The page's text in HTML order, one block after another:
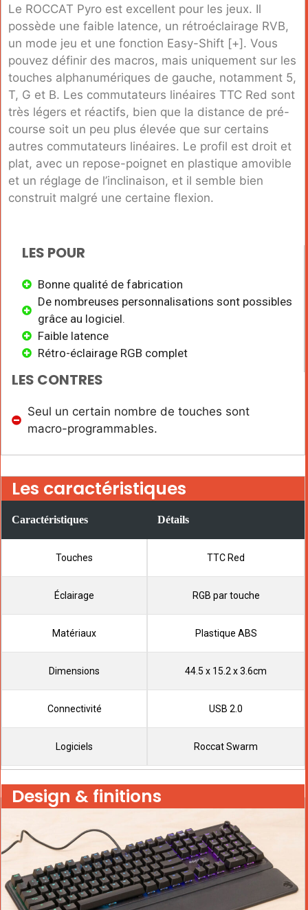
Le ROCCAT Pyro est excellent pour les jeux. Il
possède une faible latence, un rétroéclairage RVB,
un mode jeu et une fonction Easy-Shift [+]. Vous
pouvez définir des macros, mais uniquement sur les
touches alphanumériques de gauche, notamment 5,
T, G et B. Les commutateurs linéaires TTC Red sont
très légers et réactifs, bien que la distance de pré-
course soit un peu plus élevée que sur certains
autres commutateurs linéaires. Le profil est droit et
plat, avec un repose-poignet en plastique amovible
et un réglage de l’inclinaison, et il semble bien
construit malgré une certaine flexion.
LES POUR
Bonne qualité de fabrication
De nombreuses personnalisations sont possibles
grâce au logiciel.
Faible latence
Rétro-éclairage RGB complet
LES CONTRES
Seul un certain nombre de touches sont
macro-programmables.
Les caractéristiques
Caractéristiques Détails
Touches TTC Red
Éclairage RGB par touche
Matériaux Plastique ABS
Dimensions 44.5 x 15.2 x 3.6cm
Connectivité ‎USB 2.0
Logiciels Roccat Swarm
Design & finitions